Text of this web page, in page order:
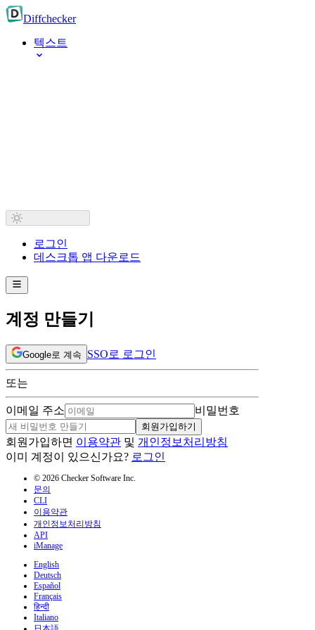
Diffchecker
텍스트
로그인
데스크톱 앱 다운로드
계정 만들기
Google로 계속 SSO로 로그인
또는
이메일 주소 비밀번호
회원가입하기
회원가입하면 이용약관 및 개인정보처리방침
이미 계정이 있으신가요? 로그인
© 2026 Checker Software Inc.
문의
CLI
이용약관
개인정보처리방침
API
iManage
English
Deutsch
Español
Français
हिन्दी
Italiano